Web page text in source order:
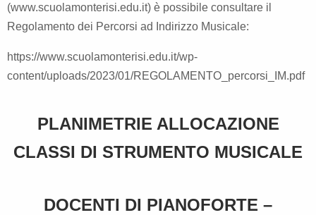
(www.scuolamonterisi.edu.it) è possibile consultare il
Regolamento dei Percorsi ad Indirizzo Musicale:
https://www.scuolamonterisi.edu.it/wp-
content/uploads/2023/01/REGOLAMENTO_percorsi_IM.pdf
PLANIMETRIE ALLOCAZIONE
CLASSI DI STRUMENTO MUSICALE
DOCENTI DI PIANOFORTE –